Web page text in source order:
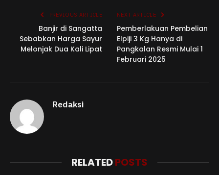
PREVIOUS ARTICLE
Banjir di Sangatta
Sebabkan Harga Sayur
Melonjak Dua Kali Lipat
NEXT ARTICLE
Pemberlakuan Pembelian
Elpiji 3 Kg Hanya di
Pangkalan Resmi Mulai 1
Februari 2025
Redaksi
RELATEDPOSTS